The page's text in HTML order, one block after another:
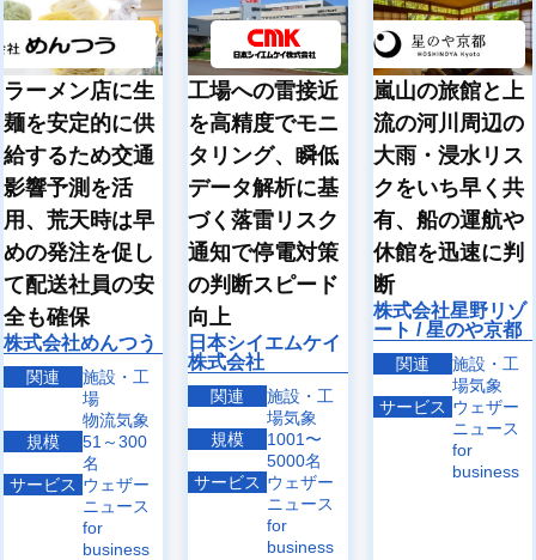
ラーメン店に生
麺を安定的に供
給するため交通
影響予測を活
用、荒天時は早
めの発注を促し
て配送社員の安
全も確保
株式会社めんつう
関連
施設・工
場
物流気象
規模
51～300
名
サービス ウェザー
ニュース
for
business
工場への雷接近
を高精度でモニ
タリング、瞬低
データ解析に基
づく落雷リスク
通知で停電対策
の判断スピード
向上
日本シイエムケイ
株式会社
関連
施設・工
場気象
規模
1001〜
5000名
サービス ウェザー
ニュース
for
business
嵐山の旅館と上
流の河川周辺の
大雨・浸水リス
クをいち早く共
有、船の運航や
休館を迅速に判
断
株式会社星野リゾ
ート / 星のや京都
関連
施設・工
場気象
サービス ウェザー
ニュース
for
business